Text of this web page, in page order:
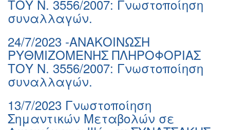
ΤΟΥ Ν. 3556/2007: Γνωστοποίηση
συναλλαγών.
24/7/2023 -ΑΝΑΚΟΙΝΩΣΗ
ΡΥΘΜΙΖΟΜΕΝΗΣ ΠΛΗΡΟΦΟΡΙΑΣ
ΤΟΥ Ν. 3556/2007: Γνωστοποίηση
συναλλαγών.
13/7/2023 Γνωστοποίηση
Σημαντικών Μεταβολών σε